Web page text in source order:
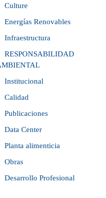
Culture
Energías Renovables
Infraestructura
RESPONSABILIDAD
Institucional
Calidad
Publicaciones
Data Center
Planta alimenticia
Obras
Desarrollo Profesional